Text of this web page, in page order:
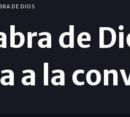
DE DIOS
de
a la